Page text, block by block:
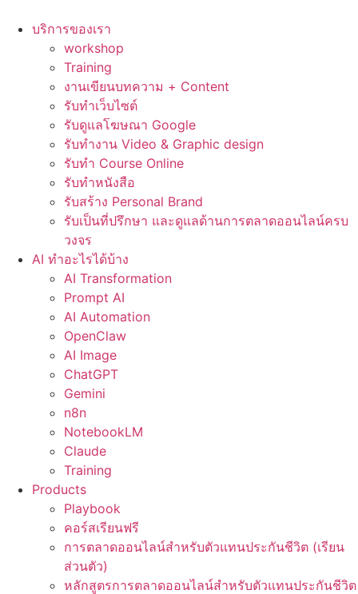
บริการของเรา
workshop
Training
งานเขียนบทความ + Content
รับทำเว็บไซต์
รับดูแลโฆษณา Google
รับทำงาน Video & Graphic design
รับทำ Course Online
รับทำหนังสือ
รับสร้าง Personal Brand
รับเป็นที่ปรึกษา และดูแลด้านการตลาดออนไลน์ครบ
วงจร
AI ทำอะไรได้บ้าง
AI Transformation
Prompt AI
AI Automation
OpenClaw
AI Image
ChatGPT
Gemini
n8n
NotebookLM
Claude
Training
Products
Playbook
คอร์สเรียนฟรี
การตลาดออนไลน์สำหรับตัวแทนประกันชีวิต (เรียน
ส่วนตัว)
หลักสูตรการตลาดออนไลน์สำหรับตัวแทนประกันชีวิต